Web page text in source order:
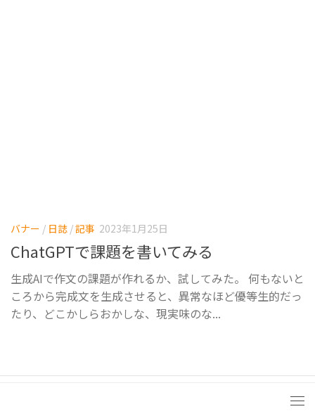
バナー / 日誌 /記事 2023年1月25日
ChatGPTで課題を書いてみる
生成AIで作文の課題が作れるか、試してみた。 何もないと
ころから完成文を生成させると、異常なほど優等生的だっ
たり、どこかしらおかしな、現実味のな...